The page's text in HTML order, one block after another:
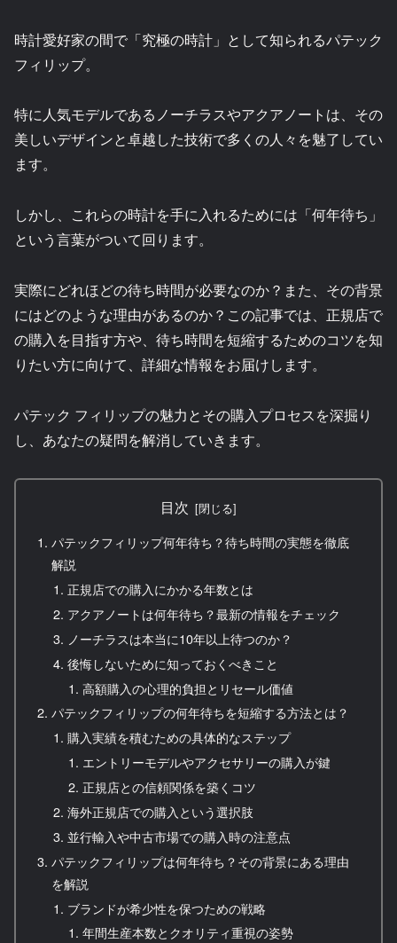
時計愛好家の間で「究極の時計」として知られるパテック
フィリップ。
特に人気モデルであるノーチラスやアクアノートは、その
美しいデザインと卓越した技術で多くの人々を魅了してい
ます。
しかし、これらの時計を手に入れるためには「何年待ち」
という言葉がついて回ります。
実際にどれほどの待ち時間が必要なのか？また、その背景
にはどのような理由があるのか？この記事では、正規店で
の購入を目指す方や、待ち時間を短縮するためのコツを知
りたい方に向けて、詳細な情報をお届けします。
パテック フィリップの魅力とその購入プロセスを深掘り
し、あなたの疑問を解消していきます。
目次
パテックフィリップ何年待ち？待ち時間の実態を徹底
解説
正規店での購入にかかる年数とは
アクアノートは何年待ち？最新の情報をチェック
ノーチラスは本当に10年以上待つのか？
後悔しないために知っておくべきこと
高額購入の心理的負担とリセール価値
パテックフィリップの何年待ちを短縮する方法とは？
購入実績を積むための具体的なステップ
エントリーモデルやアクセサリーの購入が鍵
正規店との信頼関係を築くコツ
海外正規店での購入という選択肢
並行輸入や中古市場での購入時の注意点
パテックフィリップは何年待ち？その背景にある理由
を解説
ブランドが希少性を保つための戦略
年間生産本数とクオリティ重視の姿勢